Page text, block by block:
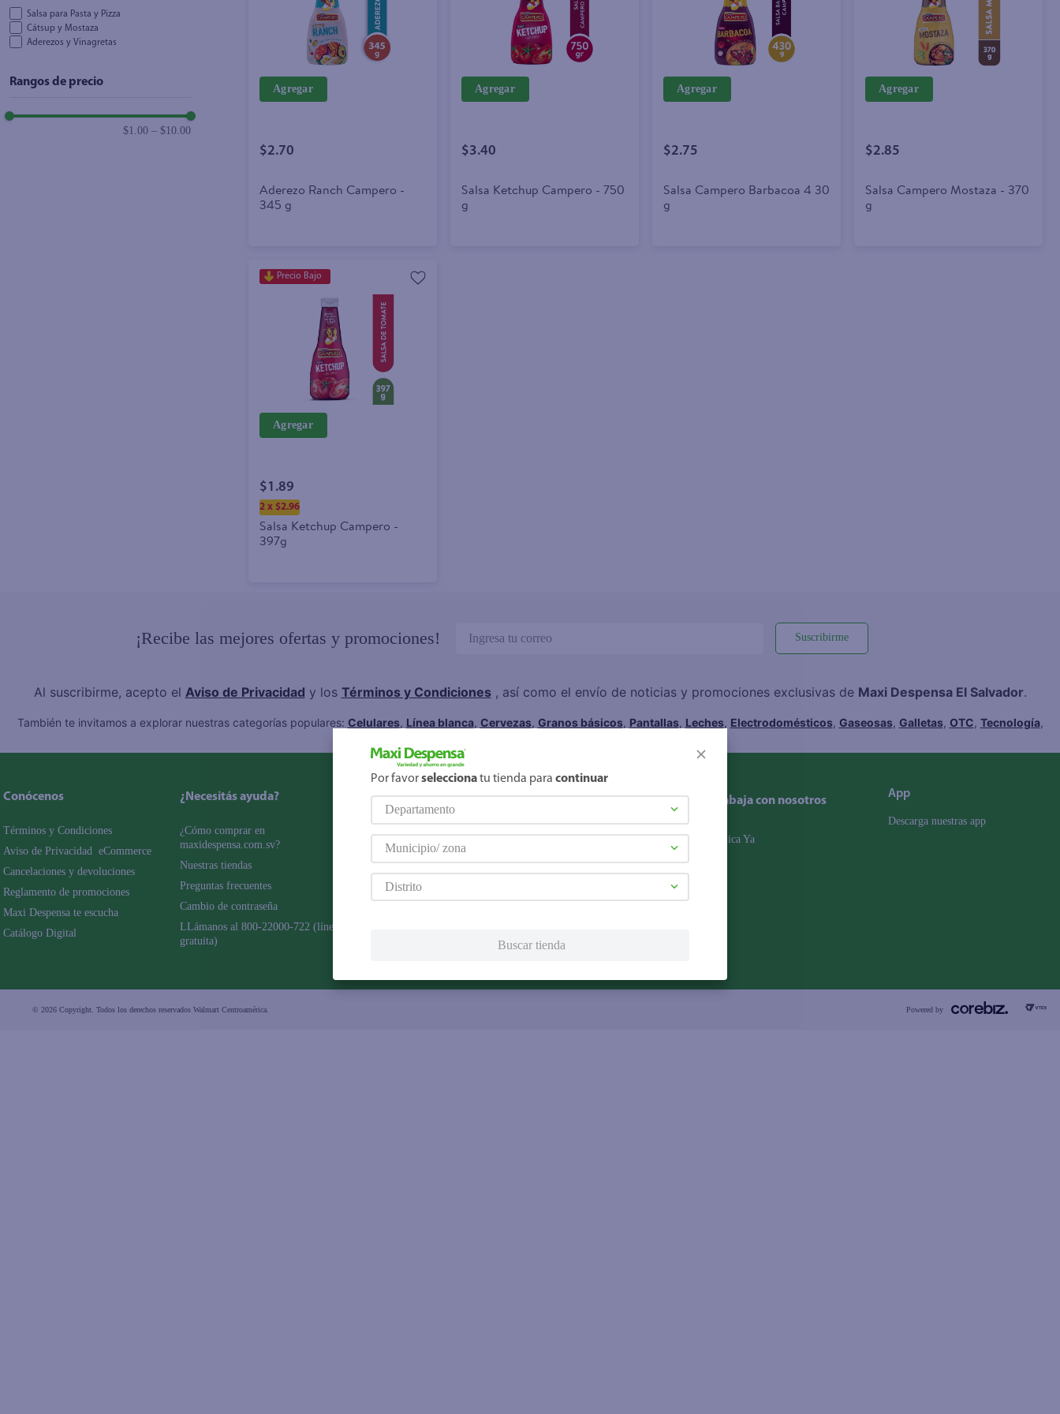
Salsa para Pasta y Pizza
Cátsup y Mostaza
Aderezos y Vinagretas
Rangos de precio
$1.00 – $10.00
Agregar
$2.70
Aderezo Ranch Campero -
345 g
Agregar
$3.40
Salsa Ketchup Campero - 750
g
Agregar
$2.75
Salsa Campero Barbacoa 4 30
g
Agregar
$2.85
Salsa Campero Mostaza - 370
g
Agregar
$1.89
2 x $2.96
Salsa Ketchup Campero -
397g
Precio Bajo
¡Recibe las mejores ofertas y promociones! Suscribirme
Al suscribirme, acepto el Aviso de Privacidad y los Términos y Condiciones, así como el envío de noticias y promociones exclusivas de Maxi Despensa El Salvador.
También te invitamos a explorar nuestras categorías populares: Celulares, Línea blanca, Cervezas, Granos básicos, Pantallas, Leches, Electrodomésticos, Gaseosas, Galletas, OTC, Tecnología,
Conócenos
Términos y Condiciones
Aviso de Privacidad  eCommerce
Cancelaciones y devoluciones
Reglamento de promociones
Maxi Despensa te escucha
Catálogo Digital
¿Necesitás ayuda?
¿Cómo comprar en
maxidespensa.com.sv?
Nuestras tiendas
Preguntas frecuentes
Cambio de contraseña
LLámanos al 800-22000-722 (línea
gratuita)
Servicios
Otros servicios:
· Remesas
· Pagos de servicios
Financiamiento
Tarjeta de crédito
Trabaja con nosotros
Aplica Ya
App
Descarga nuestras app
© 2026 Copyright. Todos los derechos reservados Walmart Centroamérica. Powered by
Por favorseleccionatu tienda para continuar
Departamento
Municipio/ zona
Distrito
Buscar tienda